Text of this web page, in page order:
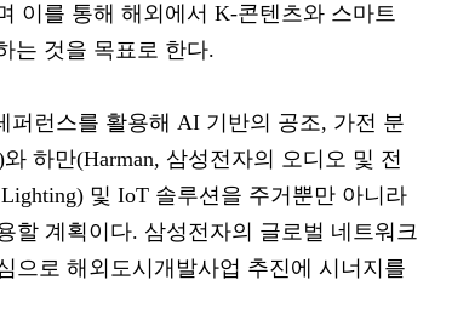
이를 통해 해외에서 K-콘텐츠와 스마트
는 것을 목표로 한다.
퍼런스를 활용해 AI 기반의 공조, 가전 분
하만(Harman, 삼성전자의 오디오 및 전
및 IoT 솔루션을 주거뿐만 아니라
할 계획이다. 삼성전자의 글로벌 네트워크
으로 해외도시개발사업 추진에 시너지를